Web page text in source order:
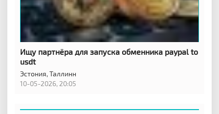
Ищу партнёра для запуска обменника paypal to
usdt
Эстония,Таллинн
10-05-2026, 20:05